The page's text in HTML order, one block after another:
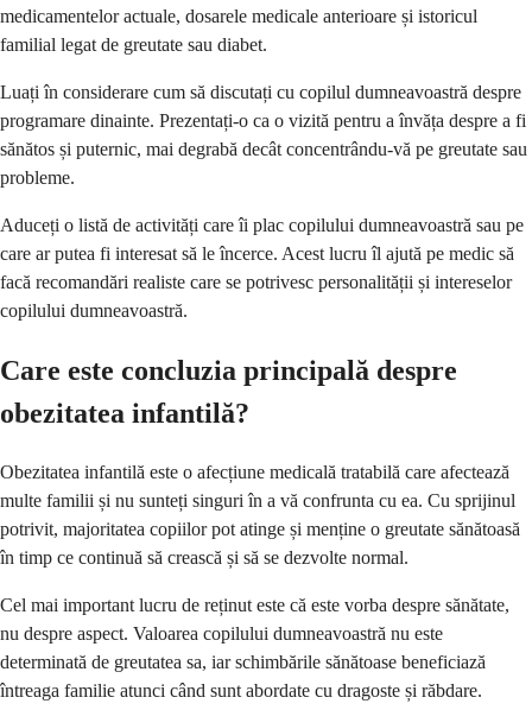
medicamentelor actuale, dosarele medicale anterioare și istoricul
familial legat de greutate sau diabet.
Luați în considerare cum să discutați cu copilul dumneavoastră despre
programare dinainte. Prezentați-o ca o vizită pentru a învăța despre a fi
sănătos și puternic, mai degrabă decât concentrându-vă pe greutate sau
probleme.
Aduceți o listă de activități care îi plac copilului dumneavoastră sau pe
care ar putea fi interesat să le încerce. Acest lucru îl ajută pe medic să
facă recomandări realiste care se potrivesc personalității și intereselor
copilului dumneavoastră.
Care este concluzia principală despre
obezitatea infantilă?
Obezitatea infantilă este o afecțiune medicală tratabilă care afectează
multe familii și nu sunteți singuri în a vă confrunta cu ea. Cu sprijinul
potrivit, majoritatea copiilor pot atinge și menține o greutate sănătoasă
în timp ce continuă să crească și să se dezvolte normal.
Cel mai important lucru de reținut este că este vorba despre sănătate,
nu despre aspect. Valoarea copilului dumneavoastră nu este
determinată de greutatea sa, iar schimbările sănătoase beneficiază
întreaga familie atunci când sunt abordate cu dragoste și răbdare.